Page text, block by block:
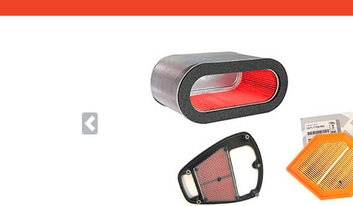
Previous